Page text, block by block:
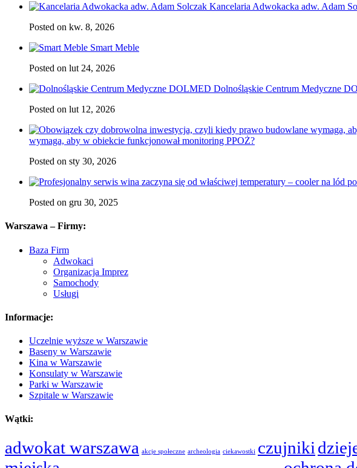
Kancelaria Adwokacka adw. Adam
Posted on kw. 8, 2026
Smart Meble
Posted on lut 24, 2026
Dolnośląskie Centrum Medyczne
Posted on lut 12, 2026
wymaga, aby w obiekcie funkcjonował monitoring PPOŻ?
Posted on sty 30, 2026
Posted on gru 30, 2025
Warszawa – Firmy:
Baza Firm
Adwokaci
Organizacja Imprez
Samochody
Usługi
Informacje:
Uczelnie wyższe w Warszawie
Baseny w Warszawie
Kina w Warszawie
Konsulaty w Warszawie
Parki w Warszawie
Szpitale w Warszawie
Wątki:
adwokat warszawa akcje społeczne archeologia ciekawostki czujniki